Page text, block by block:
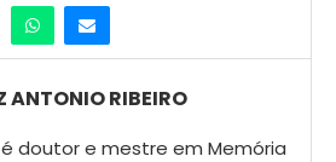
ANTONIO RIBEIRO
é doutor e mestre em Memória